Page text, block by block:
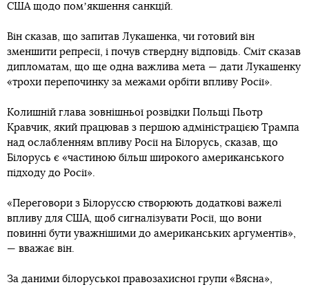
США щодо помʼякшення санкцій.
Він сказав, що запитав Лукашенка, чи готовий він
зменшити репресії, і почув ствердну відповідь. Сміт сказав
дипломатам, що ще одна важлива мета — дати Лукашенку
«трохи перепочинку за межами орбіти впливу Росії».
Колишній глава зовнішньої розвідки Польщі Пьотр
Кравчик, який працював з першою адміністрацією Трампа
над ослабленням впливу Росії на Білорусь, сказав, що
Білорусь є «частиною більш широкого американського
підходу до Росії».
«Переговори з Білоруссю створюють додаткові важелі
впливу для США, щоб сигналізувати Росії, що вони
повинні бути уважнішими до американських аргументів»,
— вважає він.
За даними білоруської правозахисної групи «Вясна»,